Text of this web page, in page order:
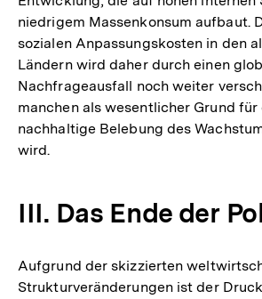
niedrigem Massenkonsum aufbaut.
sozialen Anpassungskosten in den
Ländern wird daher durch einen
Nachfrageausfall noch weiter
manchen als wesentlicher Grund
nachhaltige Belebung des
wird.
III. Das Ende der
Aufgrund der skizzierten
Strukturveränderungen ist der